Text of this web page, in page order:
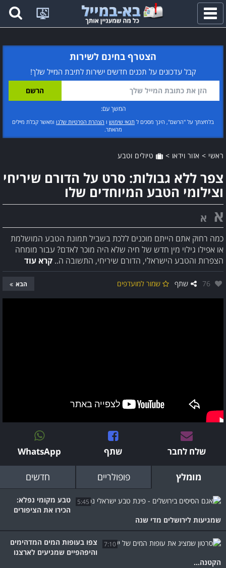
פתח
תפריט
הצטרף בחינם לשירות
קבל עדכונים על תכנים חדשים ישירות לתיבת המייל שלך!
המשך עם:
בלחיצתך על "הרשם", הינך מסכים ל תנאי שימוש ו הצהרת הפרטיות שלנו ומאשר קבלת מיילים
מהאתר.
ראשי > אזור וידאו > טיולים וטבע
צפר ללא גבולות: סרט על הדורם שיריחי
וצילומי הטבע המיוחדים שלו
א א
כמה רחוק אתם הייתם מוכנים ללכת בשביל תמונת הטבע המושלמת
או אפילו גילוי מין חדש של חיה שלא היה מוכר לאדם? עבור מומחה
הצפרות והטבע הישראלי, הדורם שיריחי, התשובה ה.. קרא עוד
אהבו:
76 שתף שמור למועדפים הבא
שלח לחבר שתף WhatsApp
מומלץ פופולריים חדשים
5:45
טבע מקומי נפלא:
הכירו את הציפורים
שמגיעות לירושלים מדי שנה
7:10
צפו בעופות המים המדהימים
והיפהפיים שמגיעים לארצנו
הקטנה...